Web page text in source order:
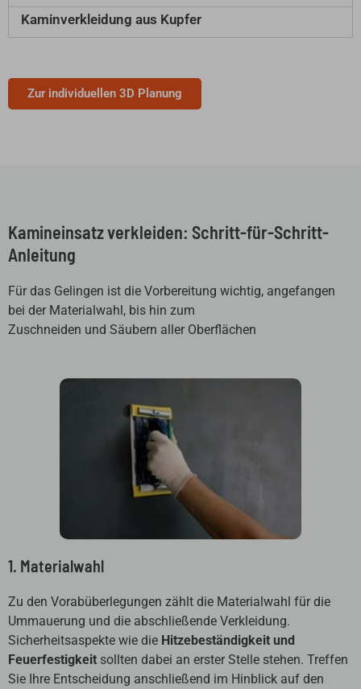
Kaminverkleidung aus Kupfer
Zur individuellen 3D Planung
Kamineinsatz verkleiden: Schritt-für-Schritt-
Anleitung
Für das Gelingen ist die Vorbereitung wichtig, angefangen
bei der Materialwahl, bis hin zum
Zuschneiden und Säubern aller Oberflächen
1. Materialwahl
Zu den Vorabüberlegungen zählt die Materialwahl für die
Ummauerung und die abschließende Verkleidung.
Sicherheitsaspekte wie die Hitzebeständigkeit und
Feuerfestigkeit sollten dabei an erster Stelle stehen. Treffen
Sie Ihre Entscheidung anschließend im Hinblick auf den